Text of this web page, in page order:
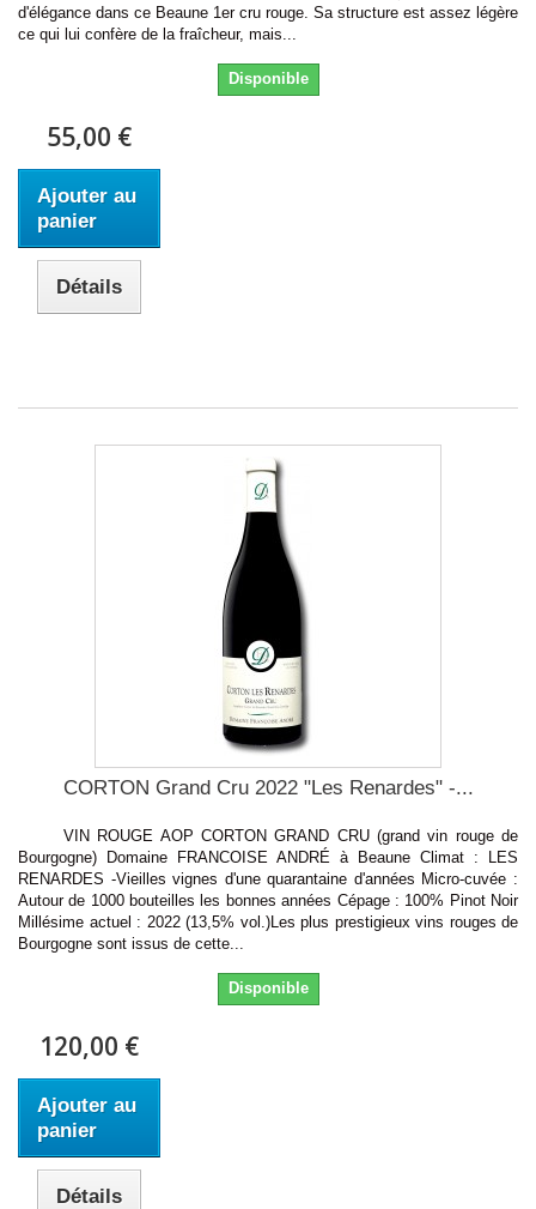
d'élégance dans ce Beaune 1er cru rouge. Sa structure est assez légère
ce qui lui confère de la fraîcheur, mais...
Disponible
55,00 €
Ajouter au
panier
Détails
CORTON Grand Cru 2022 "Les Renardes" -...
VIN ROUGE AOP CORTON GRAND CRU (grand vin rouge de
Bourgogne) Domaine FRANCOISE ANDRÉ à Beaune Climat : LES
RENARDES -Vieilles vignes d'une quarantaine d'années Micro-cuvée :
Autour de 1000 bouteilles les bonnes années Cépage : 100% Pinot Noir
Millésime actuel : 2022 (13,5% vol.)Les plus prestigieux vins rouges de
Bourgogne sont issus de cette...
Disponible
120,00 €
Ajouter au
panier
Détails